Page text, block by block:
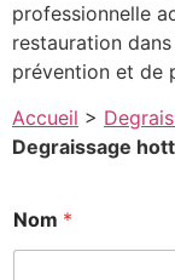
professionnelle
restauration
prévention et de
Accueil >
Degraissage
e
s
Nom *